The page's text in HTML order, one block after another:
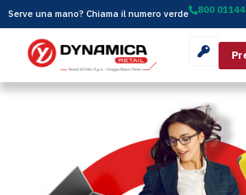
Serve una mano? Chiama il numero verde 800